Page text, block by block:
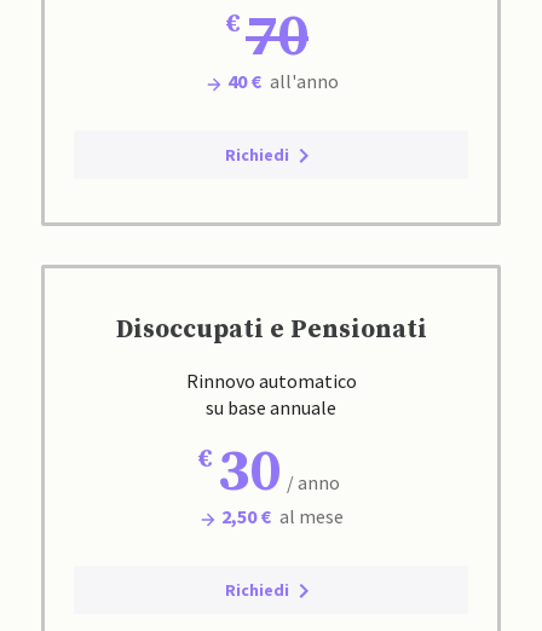
70
40 € all'anno
Richiedi
Disoccupati e Pensionati
Rinnovo automatico
su base annuale
30 / anno
2,50 € al mese
Richiedi